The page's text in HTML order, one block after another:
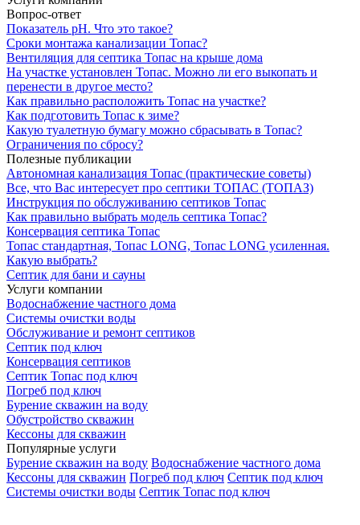
Вопрос-ответ
Показатель рН. Что это такое?
Сроки монтажа канализации Топас?
Вентиляция для септика Топас на крыше дома
На участке установлен Топас. Можно ли его выкопать и
перенести в другое место?
Как правильно расположить Топас на участке?
Как подготовить Топас к зиме?
Какую туалетную бумагу можно сбрасывать в Топас?
Ограничения по сбросу?
Полезные публикации
Автономная канализация Топас (практические советы)
Все, что Вас интересует про септики ТОПАС (ТОПАЗ)
Инструкция по обслуживанию септиков Топас
Как правильно выбрать модель септика Топас?
Консервация септика Топас
Топас стандартная, Топас LONG, Топас LONG усиленная.
Какую выбрать?
Септик для бани и сауны
Услуги компании
Водоснабжение частного дома
Системы очистки воды
Обслуживание и ремонт септиков
Септик под ключ
Консервация септиков
Септик Топас под ключ
Погреб под ключ
Бурение скважин на воду
Обустройство скважин
Кессоны для скважин
Популярные услуги
Бурение скважин на воду Водоснабжение частного дома
Кессоны для скважин Погреб под ключ Септик под ключ
Системы очистки воды Септик Топас под ключ